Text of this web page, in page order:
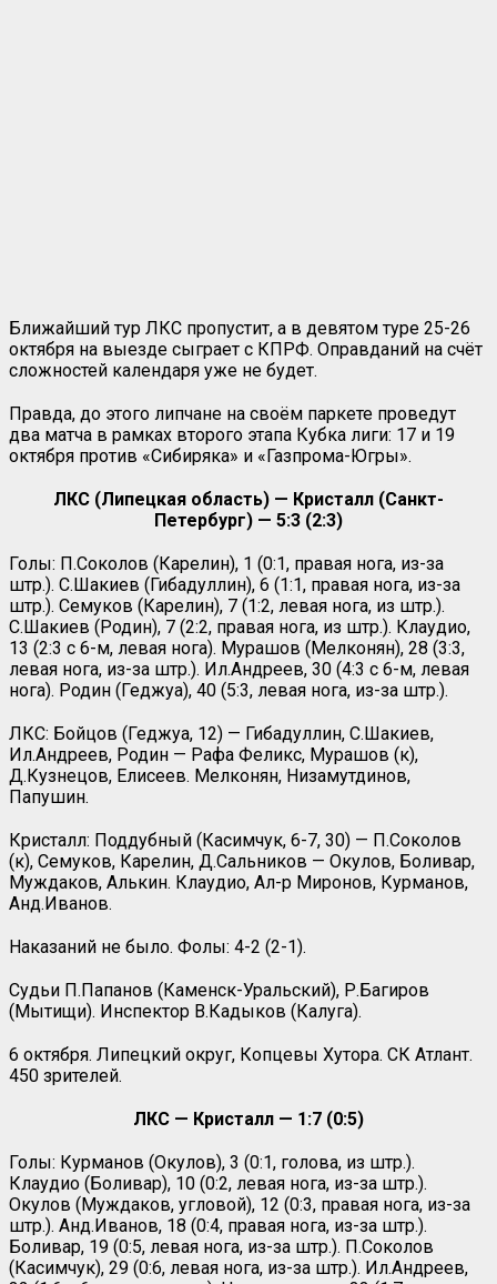
Ближайший тур ЛКС пропустит, а в девятом туре 25-26
октября на выезде сыграет с КПРФ. Оправданий на счёт
сложностей календаря уже не будет.
Правда, до этого липчане на своём паркете проведут
два матча в рамках второго этапа Кубка лиги: 17 и 19
октября против «Сибиряка» и «Газпрома-Югры».
ЛКС (Липецкая область) — Кристалл (Санкт-
Петербург) — 5:3 (2:3)
Голы: П.Соколов (Карелин), 1 (0:1, правая нога, из-за
штр.). С.Шакиев (Гибадуллин), 6 (1:1, правая нога, из-за
штр.). Семуков (Карелин), 7 (1:2, левая нога, из штр.).
С.Шакиев (Родин), 7 (2:2, правая нога, из штр.). Клаудио,
13 (2:3 с 6-м, левая нога). Мурашов (Мелконян), 28 (3:3,
левая нога, из-за штр.). Ил.Андреев, 30 (4:3 с 6-м, левая
нога). Родин (Геджуа), 40 (5:3, левая нога, из-за штр.).
ЛКС: Бойцов (Геджуа, 12) — Гибадуллин, С.Шакиев,
Ил.Андреев, Родин — Рафа Феликс, Мурашов (к),
Д.Кузнецов, Елисеев. Мелконян, Низамутдинов,
Папушин.
Кристалл: Поддубный (Касимчук, 6-7, 30) — П.Соколов
(к), Семуков, Карелин, Д.Сальников — Окулов, Боливар,
Муждаков, Алькин. Клаудио, Ал-р Миронов, Курманов,
Анд.Иванов.
Наказаний не было. Фолы: 4-2 (2-1).
Судьи П.Папанов (Каменск-Уральский), Р.Багиров
(Мытищи). Инспектор В.Кадыков (Калуга).
6 октября. Липецкий округ, Копцевы Хутора. СК Атлант.
450 зрителей.
ЛКС — Кристалл — 1:7 (0:5)
Голы: Курманов (Окулов), 3 (0:1, голова, из штр.).
Клаудио (Боливар), 10 (0:2, левая нога, из-за штр.).
Окулов (Муждаков, угловой), 12 (0:3, правая нога, из-за
штр.). Анд.Иванов, 18 (0:4, правая нога, из-за штр.).
Боливар, 19 (0:5, левая нога, из-за штр.). П.Соколов
(Касимчук), 29 (0:6, левая нога, из-за штр.). Ил.Андреев,